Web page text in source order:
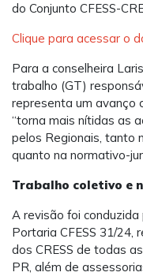
do Conjunto CFESS-
Clique para acessar o
Para a conselheira
trabalho (GT)
representa um avanço
“torna mais nítidas as
pelos Regionais, tanto
quanto na normativo-
Trabalho coletivo e
A revisão foi
Portaria CFESS 31/24,
dos CRESS de todas
PR, além de